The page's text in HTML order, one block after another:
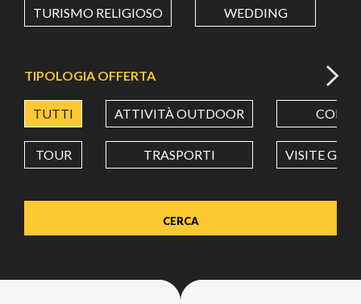
Value in decimal degrees. Use dot (.) as decimal separator.
TURISMO RELIGIOSO WEDDING
TIPOLOGIA OFFERTA
TUTTI ATTIVITÀ OUTDOOR CORSI
TOUR TRASPORTI VISITE